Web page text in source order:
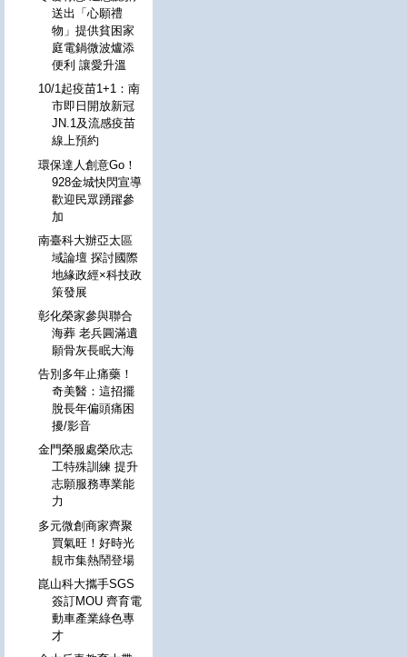
送出「心願禮
物」提供貧困家
庭電鍋微波爐添
便利 讓愛升溫
10/1起疫苗1+1：南
市即日開放新冠
JN.1及流感疫苗
線上預約
環保達人創意Go！
928金城快閃宣導
歡迎民眾踴躍參
加
南臺科大辦亞太區
域論壇 探討國際
地緣政經×科技政
策發展
彰化榮家參與聯合
海葬 老兵圓滿遺
願骨灰長眠大海
告別多年止痛藥！
奇美醫：這招擺
脫長年偏頭痛困
擾/影音
金門榮服處榮欣志
工特殊訓練 提升
志願服務專業能
力
多元微創商家齊聚
買氣旺！好時光
靚市集熱鬧登場
崑山科大攜手SGS
簽訂MOU 齊育電
動車產業綠色專
才